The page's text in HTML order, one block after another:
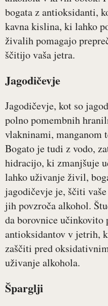
bogata z antioksidanti,
kavna kislina, ki lahko
živalih pomagajo
ščitijo vaša jetra.
Jagodičevje
Jagodičevje, kot so
polno pomembnih
vlakninami, manganom
Bogato je tudi z vodo,
hidracijo, ki zmanjšuje
lahko uživanje živil,
jagodičevje je, ščiti
jih povzroča alkohol.
da borovnice učinkovito
antioksidantov v jetrih,
zaščiti pred
uživanje alkohola.
Šparglji